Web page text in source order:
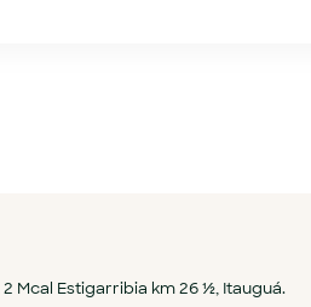
2 Mcal Estigarribia km 26 ½, Itauguá.